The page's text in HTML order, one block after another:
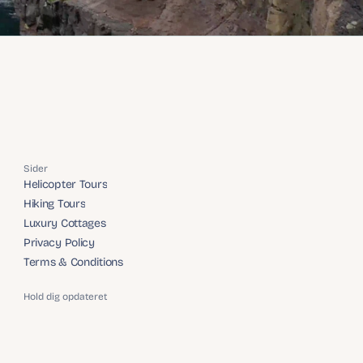
Sider
Helicopter Tours
Helicopter Tours
Hiking Tours
Hiking Tours
Luxury Cottages
Luxury Cottages
Privacy Policy
Privacy Policy
Terms & Conditions
Hold dig opdateret